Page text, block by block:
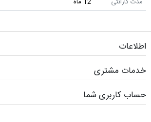
اطلاعات
خدمات مشتری
حساب کاربری شما